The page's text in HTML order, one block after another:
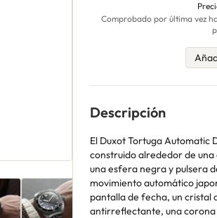
Comprobado por última vez
Descripción
El Duxot Tortuga Automatic
construido alrededor de
una esfera negra y pulsera
movimiento automático
pantalla de fecha, un cristal
antirreflectante, una